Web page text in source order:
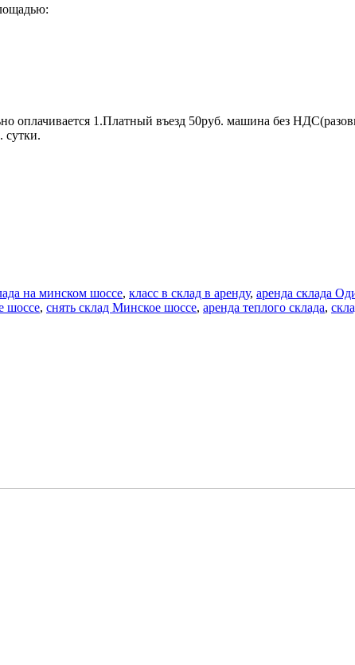
оплачивается 1.Платный въезд 50руб. машина без
сутки.
на минском шоссе, класс в склад в аренду, аренда склада
шоссе, снять склад Минское шоссе, аренда теплого склада,